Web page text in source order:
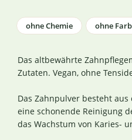
ohne Chemie ohne
Das altbewährte
Zutaten. Vegan, ohne
Das Zahnpulver besteht
eine schonende Reinigung
das Wachstum von Karies-